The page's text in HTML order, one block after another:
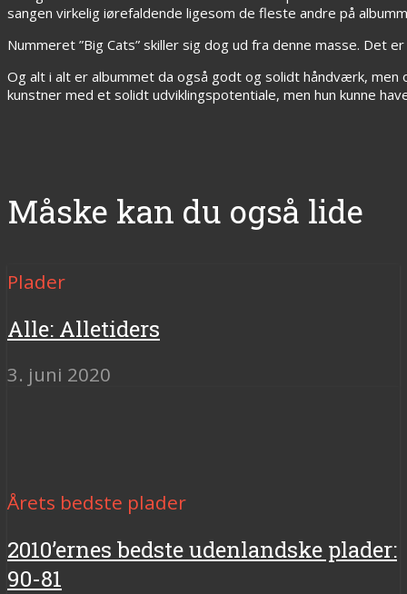
sangen virkelig iørefaldende ligesom de fleste andre på
Nummeret ”Big Cats” skiller sig dog ud fra denne masse.
Og alt i alt er albummet da også godt og solidt håndværk,
kunstner med et solidt udviklingspotentiale, men hun kunne
Måske kan du også lide
Plader
Alle: Alletiders
3. juni 2020
Årets bedste plader
2010’ernes bedste udenlandske plader:
90-81